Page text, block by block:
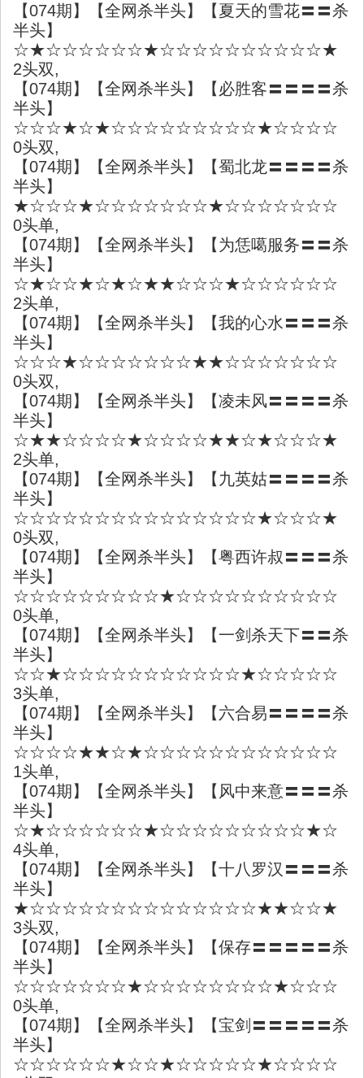
【074期】【全网杀半头】【夏天的雪花〓〓杀
半头】
☆★☆☆☆☆☆☆★☆☆☆☆☆☆☆☆☆☆★
2头双,
【074期】【全网杀半头】【必胜客〓〓〓〓杀
半头】
☆☆☆★☆★☆☆☆☆☆☆☆☆☆★☆☆☆☆
0头双,
【074期】【全网杀半头】【蜀北龙〓〓〓〓杀
半头】
★☆☆☆★☆☆☆☆☆☆☆★☆☆☆☆☆☆☆
0头单,
【074期】【全网杀半头】【为恁噶服务〓〓杀
半头】
☆★☆☆★☆★☆★★☆☆☆★☆☆☆☆☆☆
2头单,
【074期】【全网杀半头】【我的心水〓〓〓杀
半头】
☆☆☆★☆☆☆☆☆☆☆★★☆☆☆☆☆☆☆
0头双,
【074期】【全网杀半头】【凌未风〓〓〓〓杀
半头】
☆★★☆☆☆☆★☆☆☆☆★★☆★☆☆☆★
2头单,
【074期】【全网杀半头】【九英姑〓〓〓〓杀
半头】
☆☆☆☆☆☆☆☆☆☆☆☆☆☆☆★☆☆☆★
0头双,
【074期】【全网杀半头】【粤西许叔〓〓〓杀
半头】
☆☆☆☆☆☆☆☆☆★☆☆☆☆☆☆☆☆☆☆
0头单,
【074期】【全网杀半头】【一剑杀天下〓〓杀
半头】
☆☆★☆☆☆☆☆☆☆☆☆☆☆★☆☆☆☆☆
3头单,
【074期】【全网杀半头】【六合易〓〓〓〓杀
半头】
☆☆☆☆★★☆★☆☆☆☆☆☆☆☆☆☆☆☆
1头单,
【074期】【全网杀半头】【风中来意〓〓〓杀
半头】
☆★☆☆☆☆☆☆★☆☆☆☆☆☆☆☆☆★☆
4头单,
【074期】【全网杀半头】【十八罗汉〓〓〓杀
半头】
★☆☆☆☆☆☆☆☆☆☆☆☆☆☆★★☆☆★
3头双,
【074期】【全网杀半头】【保存〓〓〓〓〓杀
半头】
☆☆☆☆☆☆☆★☆☆☆☆☆☆☆☆★☆☆☆
0头单,
【074期】【全网杀半头】【宝剑〓〓〓〓〓杀
半头】
☆☆☆☆☆☆★☆☆★☆☆☆☆☆★☆☆☆☆